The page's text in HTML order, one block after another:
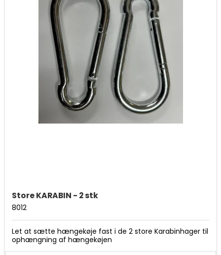
Store KARABIN - 2 stk
8012
Let at sætte hængekøje fast i de 2 store Karabinhager til
ophængning af hængekøjen